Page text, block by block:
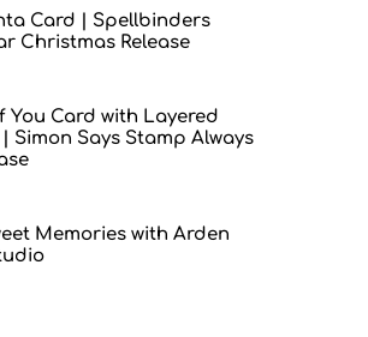
Card | Spellbinders
Christmas Release
You Card with Layered
Simon Says Stamp Always
Memories with Arden